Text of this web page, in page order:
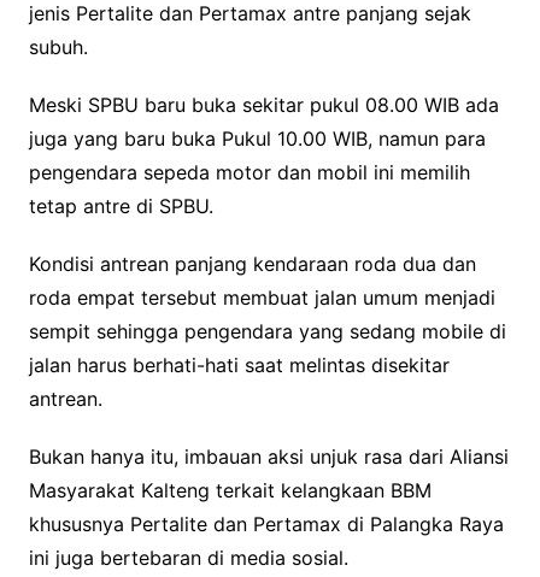
jenis Pertalite dan Pertamax antre panjang sejak
subuh.
Meski SPBU baru buka sekitar pukul 08.00 WIB ada
juga yang baru buka Pukul 10.00 WIB, namun para
pengendara sepeda motor dan mobil ini memilih
tetap antre di SPBU.
Kondisi antrean panjang kendaraan roda dua dan
roda empat tersebut membuat jalan umum menjadi
sempit sehingga pengendara yang sedang mobile di
jalan harus berhati-hati saat melintas disekitar
antrean.
Bukan hanya itu, imbauan aksi unjuk rasa dari Aliansi
Masyarakat Kalteng terkait kelangkaan BBM
khususnya Pertalite dan Pertamax di Palangka Raya
ini juga bertebaran di media sosial.